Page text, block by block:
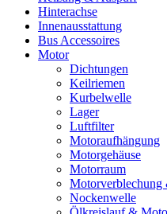
Hinterachse
Innenausstattung
Bus Accessoires
Motor
Dichtungen
Keilriemen
Kurbelwelle
Lager
Luftfilter
Motoraufhängung
Motorgehäuse
Motorraum
Nockenwelle